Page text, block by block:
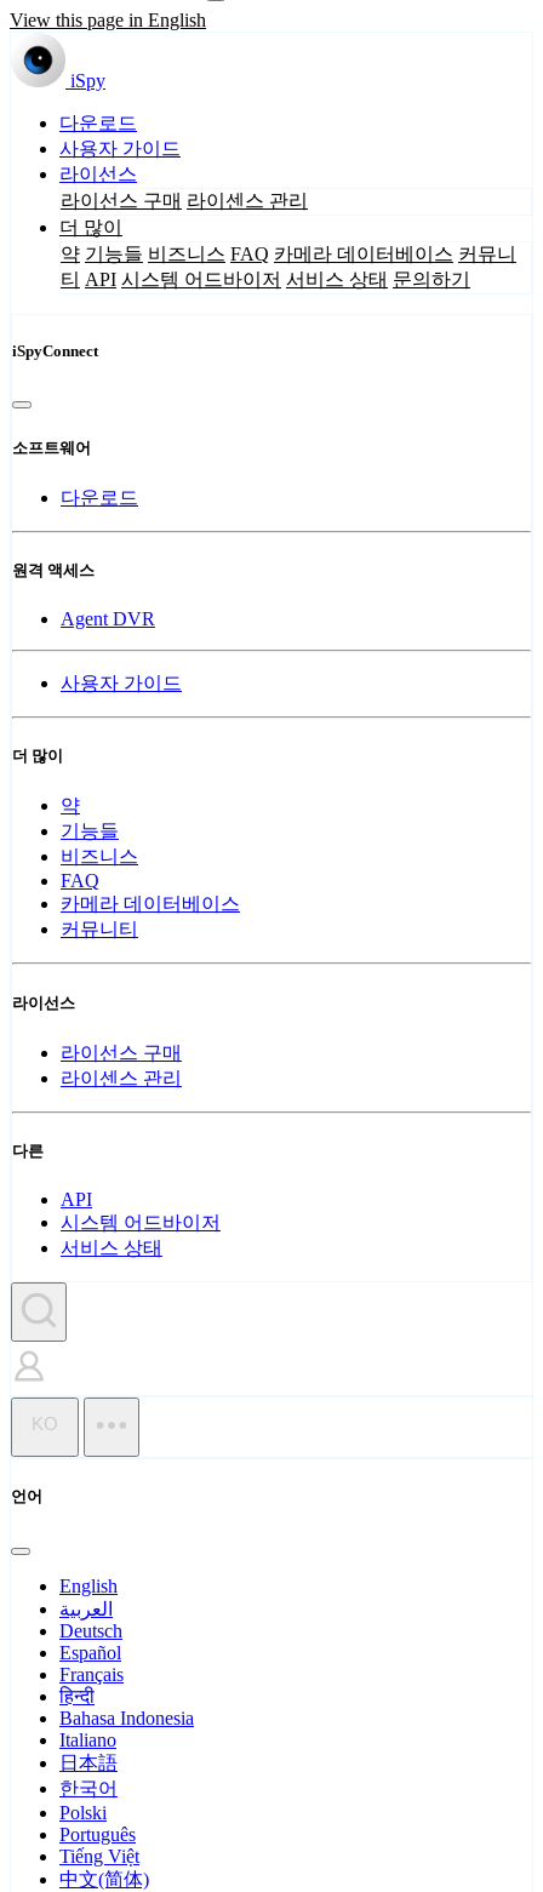
View this page in English
iSpy
다운로드
사용자 가이드
라이선스
라이선스 구매 라이센스 관리
더 많이
약 기능들 비즈니스 FAQ 카메라 데이터베이스 커뮤니
티 API 시스템 어드바이저 서비스 상태 문의하기
iSpyConnect
소프트웨어
다운로드
원격 액세스
Agent DVR
사용자 가이드
더 많이
약
기능들
비즈니스
FAQ
카메라 데이터베이스
커뮤니티
라이선스
라이선스 구매
라이센스 관리
다른
API
시스템 어드바이저
서비스 상태
KO
언어
English
العربية
Deutsch
Español
Français
हिन्दी
Bahasa Indonesia
Italiano
日本語
한국어
Polski
Português
Tiếng Việt
中文(简体)